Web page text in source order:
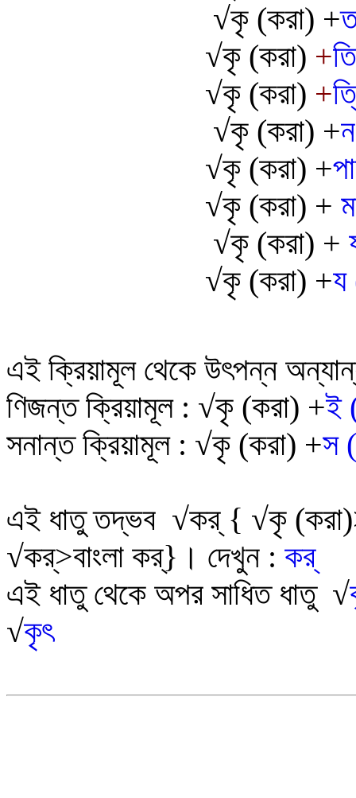
√কৃ (করা) +
√কৃ (করা) +
√কৃ (করা) +
√কৃ (করা) +ন
√কৃ (করা) +
√কৃ (করা) + ম
√কৃ (করা) +
√কৃ (করা) +য
এই ক্রিয়ামূল থেকে উৎপন্ন
ণিজন্ত ক্রিয়ামূল : √কৃ (করা) +ই
সনান্ত ক্রিয়ামূল : √কৃ (করা) +স
এই ধাতু তদ্ভব √কর্ { √কৃ (করা)
√কর্>বাংলা কর্} । দেখুন : কর্
এই ধাতু থেকে অপর সাধিত ধাতু √
√কৃৎ